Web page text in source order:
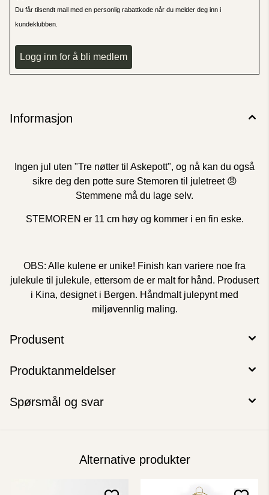
Du får tilsendt mail med en personlig rabattkode når du melder deg inn i
kundeklubben.
Logg inn for å bli medlem
Informasjon
Ingen jul uten "Tre nøtter til Askepott", og nå kan du også
sikre deg den potte sure Stemoren til juletreet 😠
Stemmene må du lage selv.
STEMOREN er 11 cm høy og kommer i en fin eske.
OBS: Alle kulene er unike! Finish kan variere noe fra
julekule til julekule, ettersom de er malt for hånd. Produsert
i Kina, designet i Bergen. Håndmalt julepynt med
miljøvennlig maling.
Produsent
Produktanmeldelser
Spørsmål og svar
Alternative produkter